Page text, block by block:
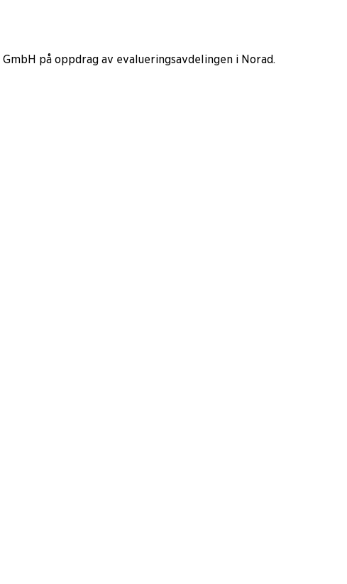
på oppdrag av evalueringsavdelingen i Norad.